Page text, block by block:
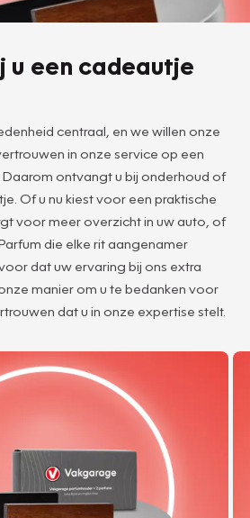
u een cadeautje
centraal, en we willen onze
in onze service op een
Daarom ontvangt u bij onderhoud of
Of u nu kiest voor een praktische
voor meer overzicht in uw auto, of
die elke rit aangenamer
dat uw ervaring bij ons extra
manier om u te bedanken voor
dat u in onze expertise stelt.